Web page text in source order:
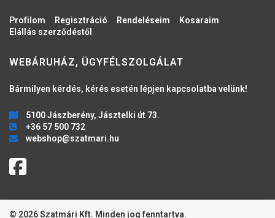
Profilom Regisztráció Rendeléseim
Kosaraim
Elállás szerződéstől
WEBÁRUHÁZ, ÜGYFÉLSZOLGÁLAT
Bármilyen kérdés, kérés esetén lépjen kapcsolatba velünk!
5100 Jászberény, Jásztelki út 73.
+36 57 500 732
webshop@szatmari.hu
© 2026 Szatmári Kft. Minden jog fenntartva.